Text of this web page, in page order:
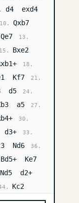
d4 exd4
10.
Qxb7
Qe7 13.
15.
Bxe2
18.
Kf7 21.
d5 24.
a5 27.
30.
d3+ 33.
Nd6 36.
Bd5+ Ke7
Nd5 d2+
Kc2
47. Rg7+